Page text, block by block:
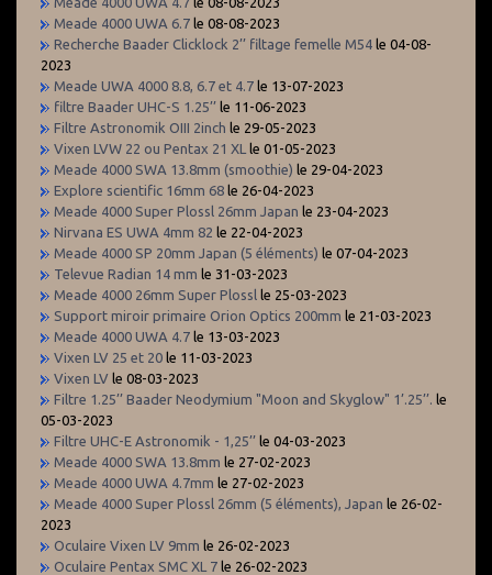
Meade 4000 UWA 6.7 le 08-08-2023
Recherche Baader Clicklock 2’’ filtage femelle M54 le 04-08-
2023
Meade UWA 4000 8.8, 6.7 et 4.7 le 13-07-2023
filtre Baader UHC-S 1.25’’ le 11-06-2023
Filtre Astronomik OIII 2inch le 29-05-2023
Vixen LVW 22 ou Pentax 21 XL le 01-05-2023
Meade 4000 SWA 13.8mm (smoothie) le 29-04-2023
Explore scientific 16mm 68 le 26-04-2023
Meade 4000 Super Plossl 26mm Japan le 23-04-2023
Nirvana ES UWA 4mm 82 le 22-04-2023
Meade 4000 SP 20mm Japan (5 éléments) le 07-04-2023
Televue Radian 14 mm le 31-03-2023
Meade 4000 26mm Super Plossl le 25-03-2023
Support miroir primaire Orion Optics 200mm le 21-03-2023
Meade 4000 UWA 4.7 le 13-03-2023
Vixen LV 25 et 20 le 11-03-2023
Vixen LV le 08-03-2023
Filtre 1.25’’ Baader Neodymium "Moon and Skyglow" 1’.25’’. le
05-03-2023
Filtre UHC-E Astronomik - 1,25’’ le 04-03-2023
Meade 4000 SWA 13.8mm le 27-02-2023
Meade 4000 UWA 4.7mm le 27-02-2023
Meade 4000 Super Plossl 26mm (5 éléments), Japan le 26-02-
2023
Oculaire Vixen LV 9mm le 26-02-2023
Oculaire Pentax SMC XL 7 le 26-02-2023